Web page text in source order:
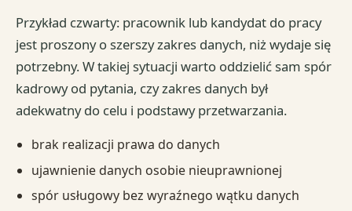
Przykład czwarty: pracownik lub kandydat do pracy
jest proszony o szerszy zakres danych, niż wydaje się
potrzebny. W takiej sytuacji warto oddzielić sam spór
kadrowy od pytania, czy zakres danych był
adekwatny do celu i podstawy przetwarzania.
brak realizacji prawa do danych
ujawnienie danych osobie nieuprawnionej
spór usługowy bez wyraźnego wątku danych